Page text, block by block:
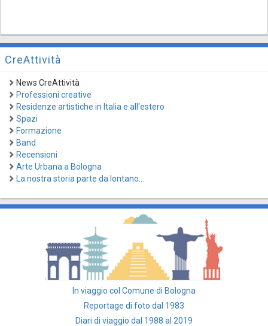
CreAttività
News CreAttività
Professioni creative
Residenze artistiche in Italia e all'estero
Spazi
Formazione
Band
Recensioni
Arte Urbana a Bologna
La nostra storia parte da lontano...
In viaggio col Comune di Bologna
Reportage di foto dal 1983
Diari di viaggio dal 1988 al 2019